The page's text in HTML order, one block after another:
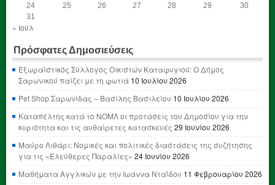
24
25 26 27 28 29
30
31
« Ιούλ
Πρόσφατες Δημοσιεύσεις
Εξωραϊστικός Σύλλογος Οικιστών Καταφυγιού: Ο Δήμος
Σαρωνικού παίζει με τη φωτιά 10 Ιουλίου 2026
Pet Shop Σαρωνίδας – Βασίλης Βασιλείου 10 Ιουλίου 2026
Καταπέλτης κατά το ΝΟΜΛ οι προτάσεις του Δημοσίου για την
κυριότητα και τις αυθαίρετες κατασκευές 29 Ιουνίου 2026
Μαύρο Λιθάρι: Νομικές και πολιτικές διαστάσεις της συζήτησης
για τις «Ελεύθερες Παραλίες» 24 Ιουνίου 2026
Μαθήματα Αγγλικών με την Ιωάννα Νταΐδου 11 Φεβρουαρίου 2026